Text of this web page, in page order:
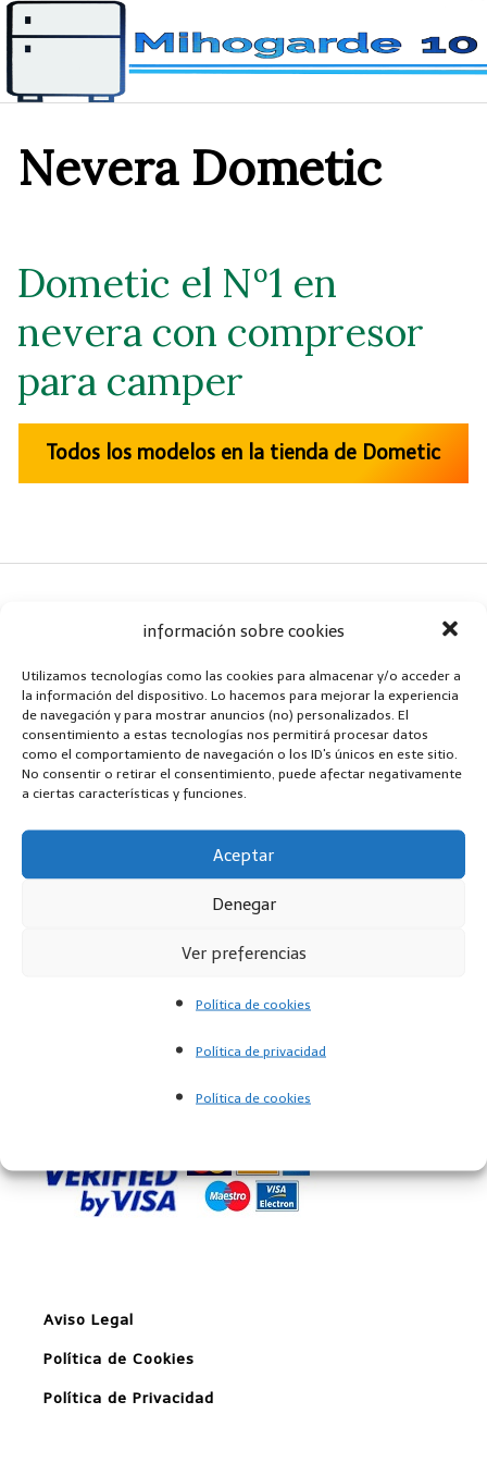
información sobre cookies
Utilizamos tecnologías como las cookies para almacenar y/o acceder a
la información del dispositivo. Lo hacemos para mejorar la experiencia
de navegación y para mostrar anuncios (no) personalizados. El
consentimiento a estas tecnologías nos permitirá procesar datos
como el comportamiento de navegación o los ID's únicos en este sitio.
No consentir o retirar el consentimiento, puede afectar negativamente
a ciertas características y funciones.
Aceptar
Denegar
Ver preferencias
Política de cookies
Política de privacidad
Política de cookies
Saltar
al
contenido
Nevera Dometic
Dometic el Nº1 en
nevera con compresor
para camper
Todos los modelos en la tienda de Dometic
Black Friday
ingresos por las compras adscritas que cumplen
Aviso Legal
Política de Cookies
Política de Privacidad